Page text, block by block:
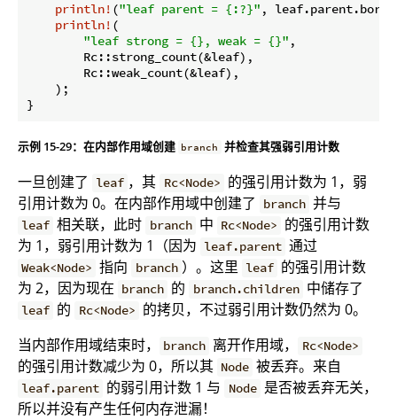
println! ("leaf parent = {:?}" ,
println! (
"leaf strong = {}, weak = {}" ,
        Rc::strong_count(&leaf),
        Rc::weak_count(&leaf),
    );
}
示例 15-29：在内部作用域创建 branch 并检查其强弱引用计数
一旦创建了 leaf ，其 Rc<Node> 的强引用计数为 1，弱
引用计数为 0。在内部作用域中创建了
branch 并与
leaf 相关联，此时 branch 中 Rc<Node> 的强引用计数
为 1，弱引用计数为 1（因为 leaf.parent 通过
Weak<Node> 指向 branch ）。这里 leaf 的强引用计数
为 2，因为现在 branch 的 branch.children 中储存了
leaf 的 Rc<Node> 的拷贝，不过弱引用计数仍然为 0。
当内部作用域结束时，
branch 离开作用域， Rc<Node>
的强引用计数减少为 0，所以其 Node 被丢弃。来自
leaf.parent 的弱引用计数 1 与 Node 是否被丢弃无关，
所以并没有产生任何内存泄漏！